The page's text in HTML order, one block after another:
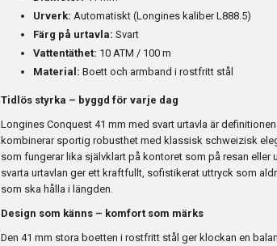
Urverk: Automatiskt (Longines kaliber L888.5)
Färg på urtavla: Svart
Vattentäthet: 10 ATM / 100 m
Material: Boett och armband i rostfritt stål
Tidlös styrka – byggd för varje dag
Longines Conquest 41 mm med svart urtavla är
kombinerar sportig robusthet med klassisk schweizisk
som fungerar lika självklart på kontoret som på resan eller
svarta urtavlan ger ett kraftfullt, sofistikerat uttryck som
som ska hålla i längden.
Design som känns – komfort som märks
Den 41 mm stora boetten i rostfritt stål ger klockan en